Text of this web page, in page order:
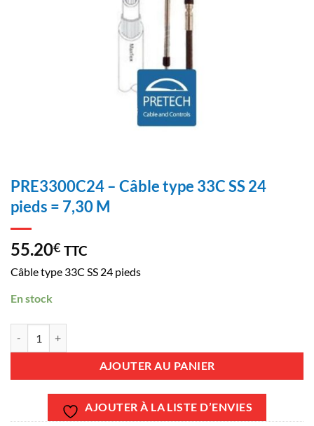
PRE3300C24 – Câble type 33C SS 24
pieds = 7,30 M
55.20€ TTC
Câble type 33C SS 24 pieds
En stock
AJOUTER AU PANIER
AJOUTER À LA LISTE D’ENVIES